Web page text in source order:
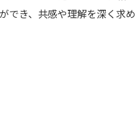
でき、共感や理解を深く求